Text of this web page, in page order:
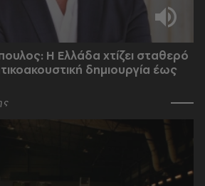
Η Ελλάδα χτίζει σταθερό
δημιουργία έως